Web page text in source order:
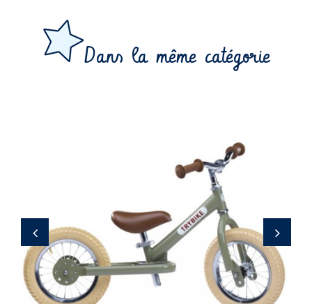
Dans la même catégorie
‹